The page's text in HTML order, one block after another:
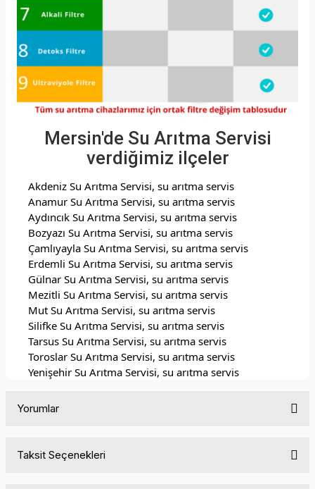
Mersin'de Su Arıtma Servisi
verdiğimiz ilçeler
Akdeniz Su Arıtma Servisi, su arıtma servis
Anamur Su Arıtma Servisi, su arıtma servis
Aydıncık Su Arıtma Servisi, su arıtma servis
Bozyazı Su Arıtma Servisi, su arıtma servis
Çamlıyayla Su Arıtma Servisi, su arıtma servis
Erdemli Su Arıtma Servisi, su arıtma servis
Gülnar Su Arıtma Servisi, su arıtma servis
Mezitli Su Arıtma Servisi, su arıtma servis
Mut Su Arıtma Servisi, su arıtma servis
Silifke Su Arıtma Servisi, su arıtma servis
Tarsus Su Arıtma Servisi, su arıtma servis
Toroslar Su Arıtma Servisi, su arıtma servis
Yenişehir Su Arıtma Servisi, su arıtma servis
Yorumlar
Taksit Seçenekleri